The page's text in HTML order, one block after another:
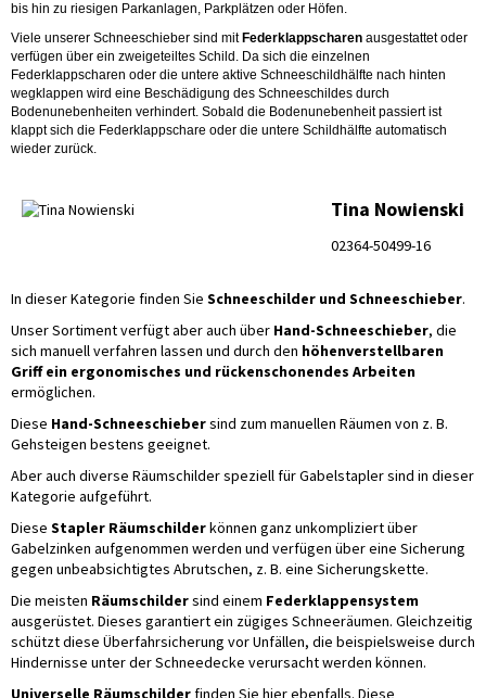
bis hin zu riesigen Parkanlagen, Parkplätzen oder Höfen.
Viele unserer Schneeschieber sind mit Federklappscharen ausgestattet oder
verfügen über ein zweigeteiltes Schild. Da sich die einzelnen
Federklappscharen oder die untere aktive Schneeschildhälfte nach hinten
wegklappen wird eine Beschädigung des Schneeschildes durch
Bodenunebenheiten verhindert. Sobald die Bodenunebenheit passiert ist
klappt sich die Federklappschare oder die untere Schildhälfte automatisch
wieder zurück.
Tina Nowienski
02364-50499-16
In dieser Kategorie finden Sie Schneeschilder und Schneeschieber.
Unser Sortiment verfügt aber auch über Hand-Schneeschieber, die
sich manuell verfahren lassen und durch den höhenverstellbaren
Griff ein ergonomisches und rückenschonendes Arbeiten
ermöglichen.
Diese Hand-Schneeschiebersind zum manuellen Räumen von z. B.
Gehsteigen bestens geeignet.
Aber auch diverse Räumschilder speziell für Gabelstapler sind in dieser
Kategorie aufgeführt.
Diese Stapler Räumschilderkönnen ganz unkompliziert über
Gabelzinken aufgenommen werden und verfügen über eine Sicherung
gegen unbeabsichtigtes Abrutschen, z. B. eine Sicherungskette.
Die meisten Räumschildersind einem Federklappensystem
ausgerüstet. Dieses garantiert ein zügiges Schneeräumen. Gleichzeitig
schützt diese Überfahrsicherung vor Unfällen, die beispielsweise durch
Hindernisse unter der Schneedecke verursacht werden können.
Universelle Räumschilderfinden Sie hier ebenfalls. Diese